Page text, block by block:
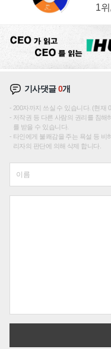
1
기사댓글0개
200자까지 쓰실 수 있습니다. (현재
저작권 등 다른 사람의 권리를 침해
를 받을 수 있습니다.
타인에게 불쾌감을 주는 욕설 등 비
리자의 판단에 의해 삭제 합니다.